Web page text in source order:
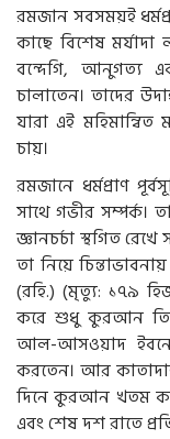
রমজান সবসময়ই
কাছে বিশেষ
বন্দেগি, আনুগত্য
চালাতেন। তাদের
যারা এই
চায়।
রমজানে ধর্মপ্রাণ
সাথে গভীর সম্পর্ক।
জ্ঞানচর্চা স্থগিত
তা নিয়ে
(রহি.) (মৃত্যু: ১৭৯
করে শুধু কুরআন
আল-আসওয়াদ
করতেন। আর
দিনে কুরআন খতম
এবং শেষ দশ রাতে